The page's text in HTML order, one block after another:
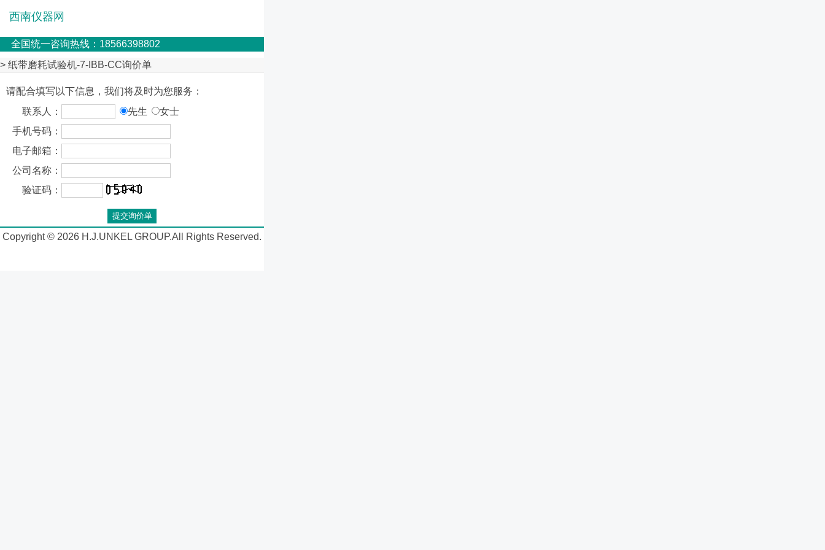
西南仪器网
全国统一咨询热线：18566398802
> 纸带磨耗试验机-7-IBB-CC询价单
请配合填写以下信息，我们将及时为您服务：
联系人：
先生
女士
手机号码：
电子邮箱：
公司名称：
验证码：
Copyright © 2026 H.J.UNKEL GROUP.All Rights Reserved.